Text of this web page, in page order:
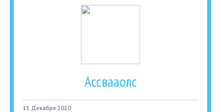
Ассвааолс
15 Декабря 2020